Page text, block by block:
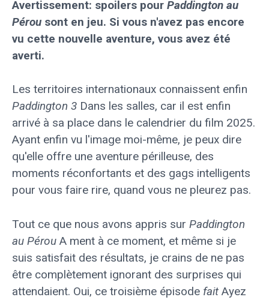
Avertissement: spoilers pour Paddington au
Pérou sont en jeu. Si vous n'avez pas encore
vu cette nouvelle aventure, vous avez été
averti.
Les territoires internationaux connaissent enfin
Paddington 3 Dans les salles, car il est enfin
arrivé à sa place dans le calendrier du film 2025.
Ayant enfin vu l'image moi-même, je peux dire
qu'elle offre une aventure périlleuse, des
moments réconfortants et des gags intelligents
pour vous faire rire, quand vous ne pleurez pas.
Tout ce que nous avons appris sur Paddington
au Pérou A ment à ce moment, et même si je
suis satisfait des résultats, je crains de ne pas
être complètement ignorant des surprises qui
attendaient. Oui, ce troisième épisode fait Ayez